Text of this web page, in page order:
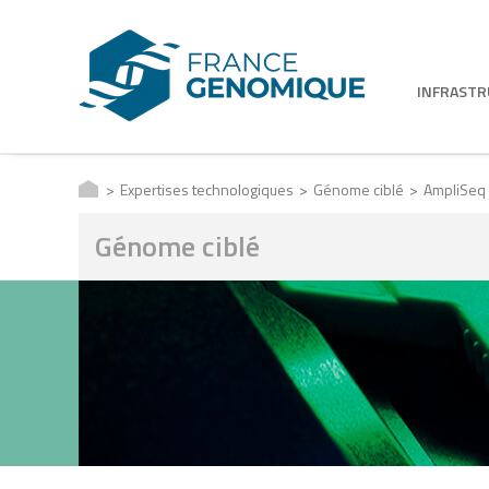
Expertises technologiques Génome ciblé
Génome ciblé